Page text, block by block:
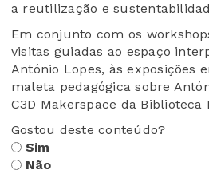
a reutilização e
Em conjunto com os
visitas guiadas ao espaço
António Lopes, às exposições
maleta pedagógica sobre
C3D Makerspace da Biblioteca
Gostou deste conteúdo?
Sim
Não